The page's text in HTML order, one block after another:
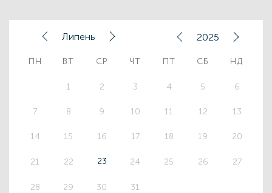
ПН ВТ СР ЧТ ПТ СБ НД
1 2 3 4 5 6
7 8 9 10 11 12 13
14 15 16 17 18 19 20
21 22 23 24 25 26 27
28 29 30 31
Липень 2025